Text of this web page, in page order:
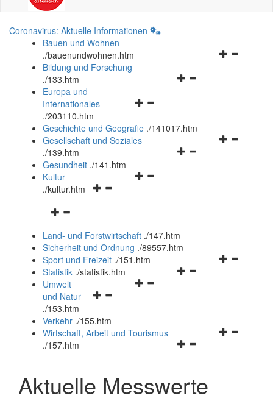
Coronavirus: Aktuelle Informationen
Bauen und Wohnen
./bauenundwohnen.htm
Navigationsmenü
Bildung und Forschung
./133.htm
Navigationsmenü
und
schließen
Europa und
Internationales
./203110.htm
Geschichte und Geografie ./141017.htm
Navigationsmenü
Gesellschaft und Soziales
./139.htm
Navigationsmenü
Gesundheit ./141.htm
Navigationsmenü
Kultur
./kultur.htm
Navigationsmenü
und
schließen
Land- und Forstwirtschaft ./147.htm
Sicherheit und Ordnung ./89557.htm
Navigationsmenü
Sport und Freizeit ./151.htm
Navigationsmenü
Statistik ./statistik.htm
Navigationsmenü
und
schließen
Umwelt
und Natur
./153.htm
Verkehr ./155.htm
Navigationsmenü
schließen
Wirtschaft, Arbeit und Tourismus
./157.htm
Aktuelle Messwerte